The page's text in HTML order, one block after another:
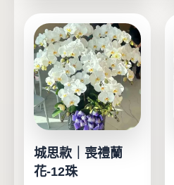
城思款｜喪禮蘭
花-12珠